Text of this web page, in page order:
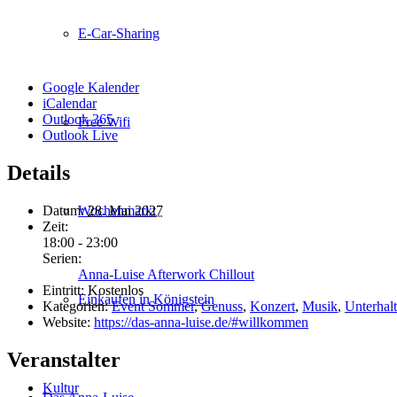
E-Car-Sharing
Free Wifi
Wochenmarkt
Einkaufen in Königstein
Kultur
Google Kalender
iCalendar
Outlook 365
Outlook Live
Details
Datum: 28. Mai 2027
Zeit:
18:00 - 23:00
Serien:
Anna-Luise Afterwork Chillout
Eintritt: Kostenlos
Kategorien: Event Sommer,Genuss, Konzert, Musik,
Website: https://das-anna-luise.de/#willkommen
Veranstalter